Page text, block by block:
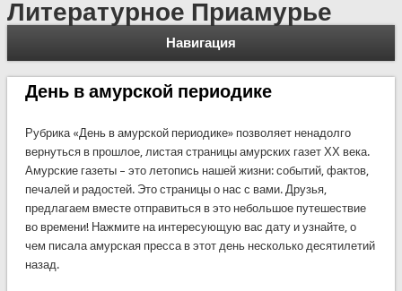
Литературное Приамурье
Навигация
День в амурской периодике
Рубрика «День в амурской периодике» позволяет ненадолго
вернуться в прошлое, листая страницы амурских газет ХХ века.
Амурские газеты – это летопись нашей жизни: событий, фактов,
печалей и радостей. Это страницы о нас с вами. Друзья,
предлагаем вместе отправиться в это небольшое путешествие
во времени! Нажмите на интересующую вас дату и узнайте, о
чем писала амурская пресса в этот день несколько десятилетий
назад.